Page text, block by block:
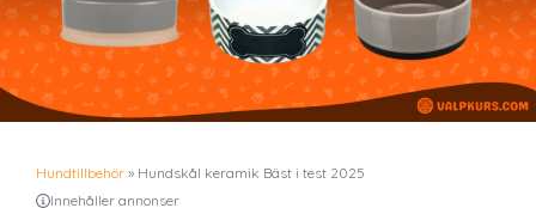
Hundtillbehör » Hundskål keramik Bäst i test 2025
Innehåller annonser